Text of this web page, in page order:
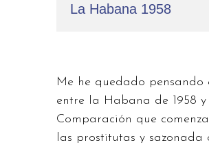
La Habana 1958
Me he quedado
entre la Habana de 1958
Comparación que
las prostitutas y